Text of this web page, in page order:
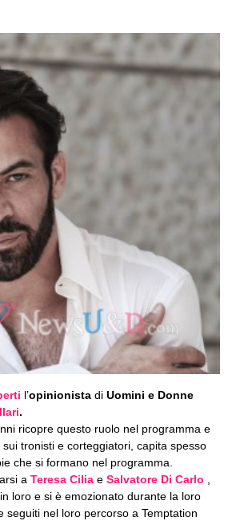
l’opinionista di Uomini e Donne
.
ricopre questo ruolo nel programma e
tronisti e corteggiatori, capita spesso
che si formano nel programma.
a Teresa Cilia e Salvatore Di Carlo
loro e si è emozionato durante la loro
seguiti nel loro percorso a Temptation